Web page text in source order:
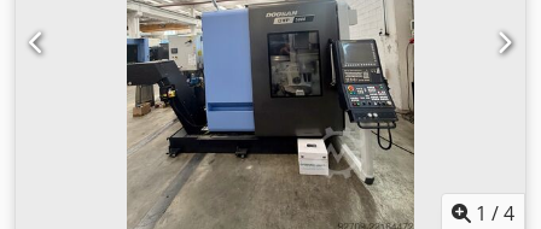
1 /4